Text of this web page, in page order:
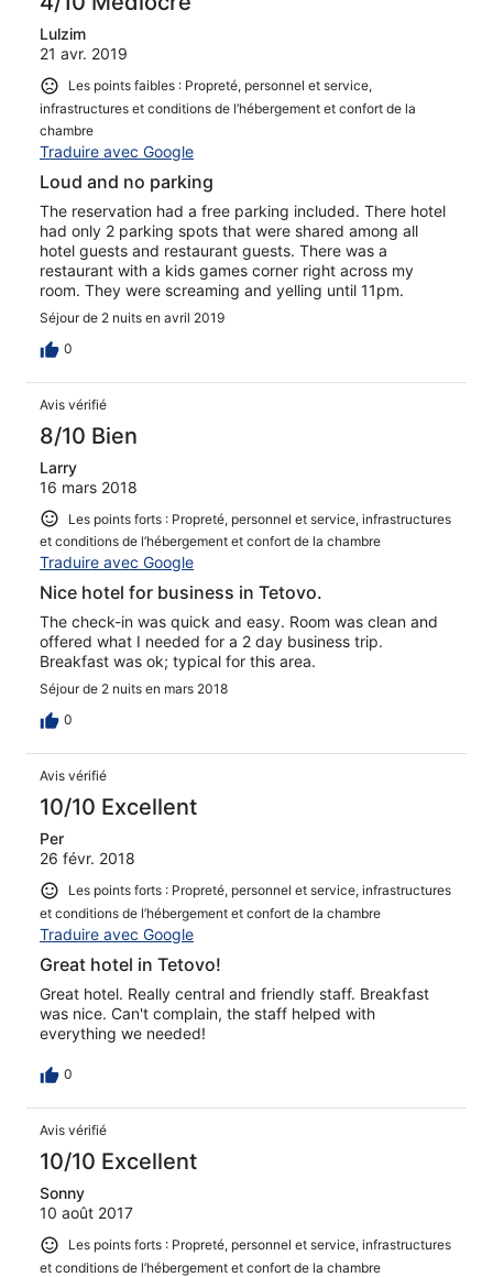
Lulzim
21 avr. 2019
Les points faibles : Propreté, personnel et service,
infrastructures et conditions de l’hébergement et confort de la
chambre
Traduire avec Google
Loud and no parking
The reservation had a free parking included. There hotel
had only 2 parking spots that were shared among all
hotel guests and restaurant guests. There was a
restaurant with a kids games corner right across my
room. They were screaming and yelling until 11pm.
Séjour de 2 nuits en avril 2019
0
Avis vérifié
8/10 Bien
Larry
16 mars 2018
Les points forts : Propreté, personnel et service, infrastructures
et conditions de l’hébergement et confort de la chambre
Traduire avec Google
Nice hotel for business in Tetovo.
The check-in was quick and easy. Room was clean and
offered what I needed for a 2 day business trip.
Breakfast was ok; typical for this area.
Séjour de 2 nuits en mars 2018
0
Avis vérifié
10/10 Excellent
Per
26 févr. 2018
Les points forts : Propreté, personnel et service, infrastructures
et conditions de l’hébergement et confort de la chambre
Traduire avec Google
Great hotel in Tetovo!
Great hotel. Really central and friendly staff. Breakfast
was nice. Can't complain, the staff helped with
everything we needed!
0
Avis vérifié
10/10 Excellent
Sonny
10 août 2017
Les points forts : Propreté, personnel et service, infrastructures
et conditions de l’hébergement et confort de la chambre